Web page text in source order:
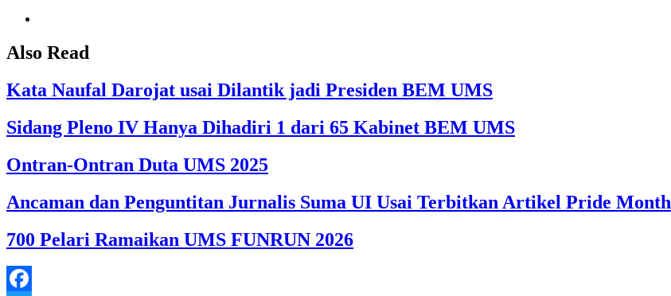
Also Read
Kata Naufal Darojat usai Dilantik jadi Presiden BEM UMS
Sidang Pleno IV Hanya Dihadiri 1 dari 65 Kabinet BEM UMS
Ontran-Ontran Duta UMS 2025
Ancaman dan Penguntitan Jurnalis Suma UI Usai Terbitkan Artikel Pride Month
700 Pelari Ramaikan UMS FUNRUN 2026